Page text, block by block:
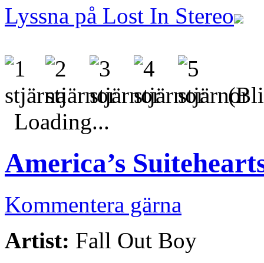
Lyssna på Lost In Stereo
(Bli
Loading...
America’s
Kommentera gärna
Artist: Fall Out Boy